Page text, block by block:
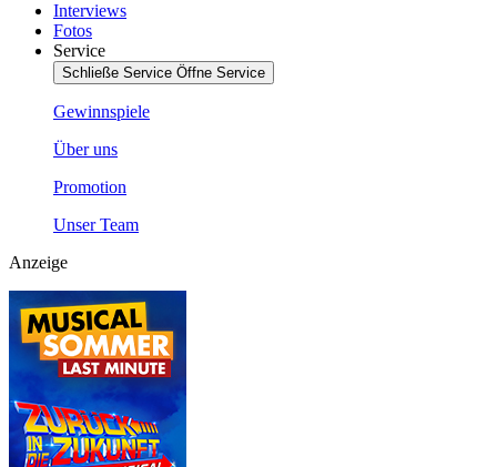
Interviews
Fotos
Service
Schließe Service Öffne Service
Gewinnspiele
Über uns
Promotion
Unser Team
Anzeige